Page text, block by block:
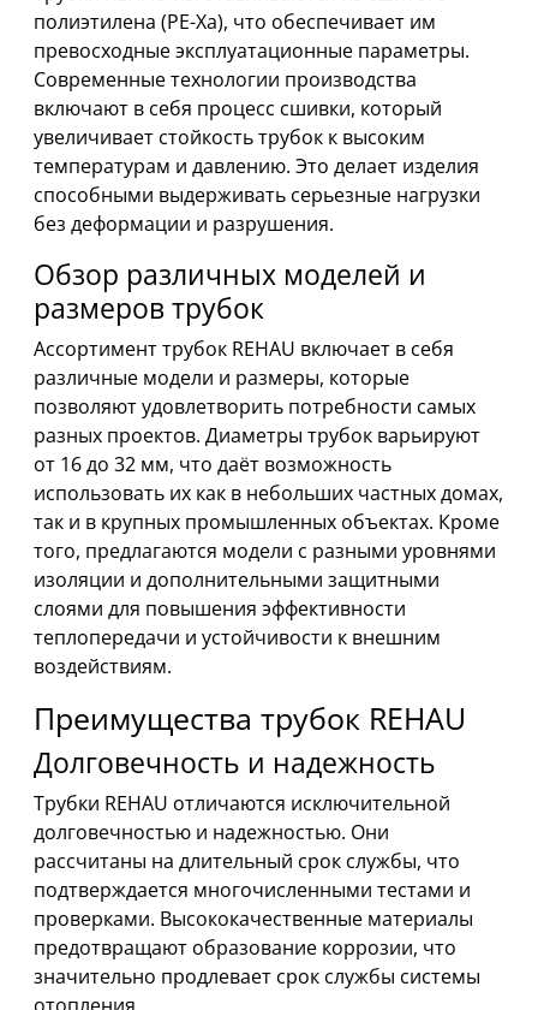
полиэтилена (PE-Xa), что обеспечивает им
превосходные эксплуатационные параметры.
Современные технологии производства
включают в себя процесс сшивки, который
увеличивает стойкость трубок к высоким
температурам и давлению. Это делает изделия
способными выдерживать серьезные нагрузки
без деформации и разрушения.
Обзор различных моделей и
размеров трубок
Ассортимент трубок REHAU включает в себя
различные модели и размеры, которые
позволяют удовлетворить потребности самых
разных проектов. Диаметры трубок варьируют
от 16 до 32 мм, что даёт возможность
использовать их как в небольших частных домах,
так и в крупных промышленных объектах. Кроме
того, предлагаются модели с разными уровнями
изоляции и дополнительными защитными
слоями для повышения эффективности
теплопередачи и устойчивости к внешним
воздействиям.
Преимущества трубок REHAU
Долговечность и надежность
Трубки REHAU отличаются исключительной
долговечностью и надежностью. Они
рассчитаны на длительный срок службы, что
подтверждается многочисленными тестами и
проверками. Высококачественные материалы
предотвращают образование коррозии, что
значительно продлевает срок службы системы